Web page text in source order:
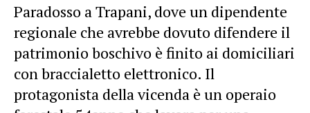
Paradosso a Trapani, dove un dipendente
regionale che avrebbe dovuto difendere il
patrimonio boschivo è finito ai domiciliari
con braccialetto elettronico. Il
protagonista della vicenda è un operaio